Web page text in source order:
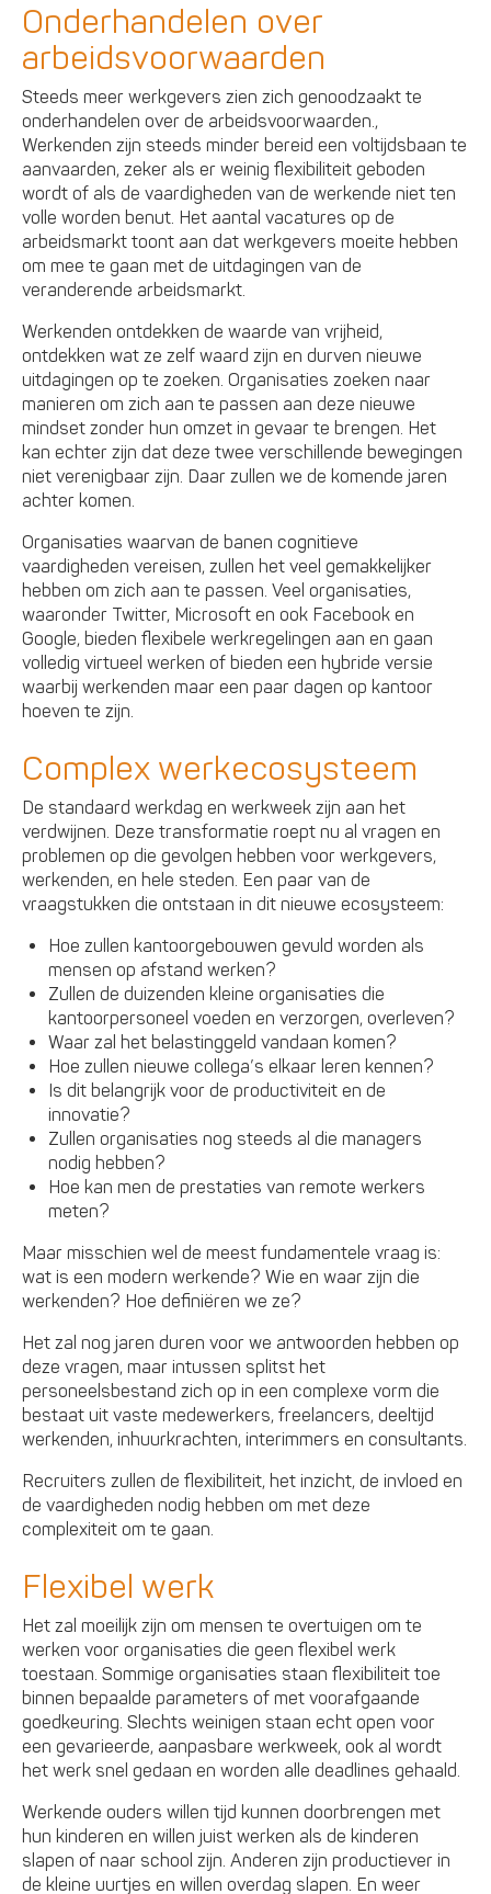
Onderhandelen over
arbeidsvoorwaarden
Steeds meer werkgevers zien zich genoodzaakt te
onderhandelen over de arbeidsvoorwaarden.,
Werkenden zijn steeds minder bereid een voltijdsbaan te
aanvaarden, zeker als er weinig flexibiliteit geboden
wordt of als de vaardigheden van de werkende niet ten
volle worden benut. Het aantal vacatures op de
arbeidsmarkt toont aan dat werkgevers moeite hebben
om mee te gaan met de uitdagingen van de
veranderende arbeidsmarkt.
Werkenden ontdekken de waarde van vrijheid,
ontdekken wat ze zelf waard zijn en durven nieuwe
uitdagingen op te zoeken. Organisaties zoeken naar
manieren om zich aan te passen aan deze nieuwe
mindset zonder hun omzet in gevaar te brengen. Het
kan echter zijn dat deze twee verschillende bewegingen
niet verenigbaar zijn. Daar zullen we de komende jaren
achter komen.
Organisaties waarvan de banen cognitieve
vaardigheden vereisen, zullen het veel gemakkelijker
hebben om zich aan te passen. Veel organisaties,
waaronder Twitter, Microsoft en ook Facebook en
Google, bieden flexibele werkregelingen aan en gaan
volledig virtueel werken of bieden een hybride versie
waarbij werkenden maar een paar dagen op kantoor
hoeven te zijn.
Complex werkecosysteem
De standaard werkdag en werkweek zijn aan het
verdwijnen. Deze transformatie roept nu al vragen en
problemen op die gevolgen hebben voor werkgevers,
werkenden, en hele steden. Een paar van de
vraagstukken die ontstaan in dit nieuwe ecosysteem:
Hoe zullen kantoorgebouwen gevuld worden als
mensen op afstand werken?
Zullen de duizenden kleine organisaties die
kantoorpersoneel voeden en verzorgen, overleven?
Waar zal het belastinggeld vandaan komen?
Hoe zullen nieuwe collega’s elkaar leren kennen?
Is dit belangrijk voor de productiviteit en de
innovatie?
Zullen organisaties nog steeds al die managers
nodig hebben?
Hoe kan men de prestaties van remote werkers
meten?
Maar misschien wel de meest fundamentele vraag is:
wat is een modern werkende? Wie en waar zijn die
werkenden? Hoe definiëren we ze?
Het zal nog jaren duren voor we antwoorden hebben op
deze vragen, maar intussen splitst het
personeelsbestand zich op in een complexe vorm die
bestaat uit vaste medewerkers, freelancers, deeltijd
werkenden, inhuurkrachten, interimmers en consultants.
Recruiters zullen de flexibiliteit, het inzicht, de invloed en
de vaardigheden nodig hebben om met deze
complexiteit om te gaan.
Flexibel werk
Het zal moeilijk zijn om mensen te overtuigen om te
werken voor organisaties die geen flexibel werk
toestaan. Sommige organisaties staan flexibiliteit toe
binnen bepaalde parameters of met voorafgaande
goedkeuring. Slechts weinigen staan echt open voor
een gevarieerde, aanpasbare werkweek, ook al wordt
het werk snel gedaan en worden alle deadlines gehaald.
Werkende ouders willen tijd kunnen doorbrengen met
hun kinderen en willen juist werken als de kinderen
slapen of naar school zijn. Anderen zijn productiever in
de kleine uurtjes en willen overdag slapen. En weer